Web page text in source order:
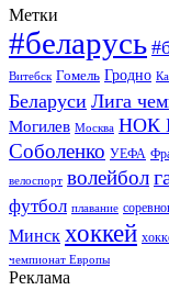
Метки
#беларусь
Витебск Гомель Гродно
Беларуси Лига
Могилев Москва НОК
Соболенко УЕФА
велоспорт волейбол
футбол плавание
Минск хоккей
чемпионат Европы
Реклама